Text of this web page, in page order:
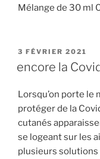
Mélange de 30 ml
PUBLIÉ
3 FÉVRIER 2021
encore la
Lorsqu’on porte le
protéger de la
cutanés
se logeant sur les
plusieurs